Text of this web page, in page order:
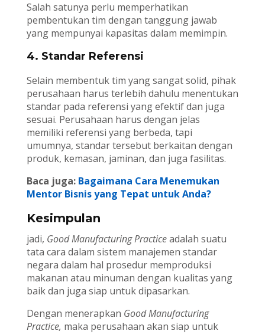
Salah satunya perlu memperhatikan
pembentukan tim dengan tanggung jawab
yang mempunyai kapasitas dalam memimpin.
4. Standar Referensi
Selain membentuk tim yang sangat solid, pihak
perusahaan harus terlebih dahulu menentukan
standar pada referensi yang efektif dan juga
sesuai. Perusahaan harus dengan jelas
memiliki referensi yang berbeda, tapi
umumnya, standar tersebut berkaitan dengan
produk, kemasan, jaminan, dan juga fasilitas.
Baca juga: Bagaimana Cara Menemukan
Mentor Bisnis yang Tepat untuk Anda?
Kesimpulan
jadi, Good Manufacturing Practiceadalah suatu
tata cara dalam sistem manajemen standar
negara dalam hal prosedur memproduksi
makanan atau minuman dengan kualitas yang
baik dan juga siap untuk dipasarkan.
Dengan menerapkan Good Manufacturing
Practice, maka perusahaan akan siap untuk